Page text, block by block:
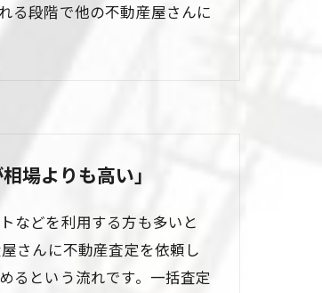
る段階で他の不動産屋さんに
場よりも高い」
などを利用する方も多いと
さんに不動産査定を依頼し
るという流れです。一括査定